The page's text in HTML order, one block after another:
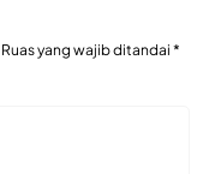
Ruas yang wajib ditandai *